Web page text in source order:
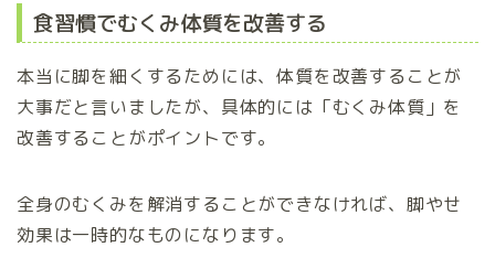
食習慣でむくみ体質を改善する
本当に脚を細くするためには、体質を改善することが
大事だと言いましたが、具体的には「むくみ体質」を
改善することがポイントです。
全身のむくみを解消することができなければ、脚やせ
効果は一時的なものになります。